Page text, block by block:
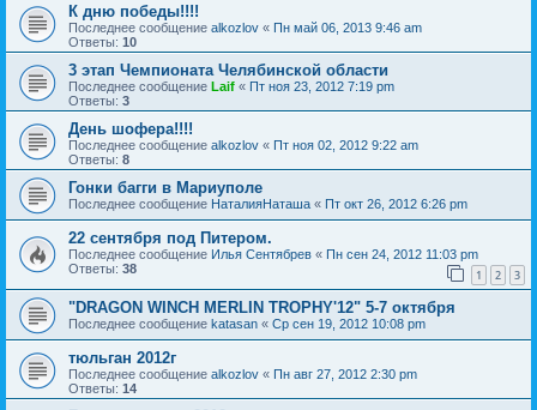
К дню победы!!!!
Последнее сообщение alkozlov « Пн май 06, 2013 9:46 am
Ответы: 10
3 этап Чемпионата Челябинской области
Последнее сообщение Laif « Пт ноя 23, 2012 7:19 pm
Ответы: 3
День шофера!!!!
Последнее сообщение alkozlov « Пт ноя 02, 2012 9:22 am
Ответы: 8
Гонки багги в Мариуполе
Последнее сообщение НаталияНаташа « Пт окт 26, 2012 6:26 pm
22 сентября под Питером.
Последнее сообщение Илья Сентябрев « Пн сен 24, 2012 11:03 pm
Ответы: 38 1 2 3
"DRAGON WINCH MERLIN TROPHY'12" 5-7 октября
Последнее сообщение katasan « Ср сен 19, 2012 10:08 pm
тюльган 2012г
Последнее сообщение alkozlov « Пн авг 27, 2012 2:30 pm
Ответы: 14